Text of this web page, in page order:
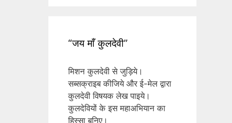
“जय माँ कुलदेवी”
मिशन कुलदेवी से जुड़िये।
सब्सक्राइब कीजिये और ई-मेल द्वारा
कुलदेवी विषयक लेख पाइये।
कुलदेवियों के इस महाअभियान का
हिस्सा बनिए।